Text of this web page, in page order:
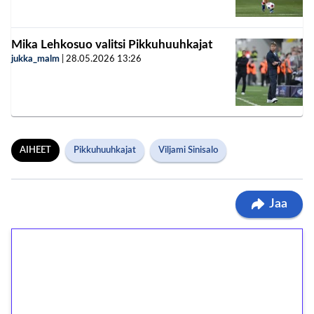
Mika Lehkosuo valitsi Pikkuhuuhkajat
jukka_malm 28.05.2026 13:26
AIHEET Pikkuhuuhkajat Viljami Sinisalo
Jaa